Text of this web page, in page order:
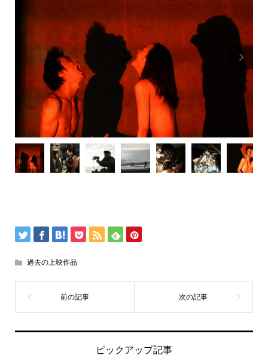

過去の上映作品
ピックアップ記事